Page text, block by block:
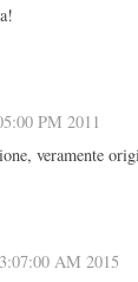
PM 2011
veramente
AM 2015